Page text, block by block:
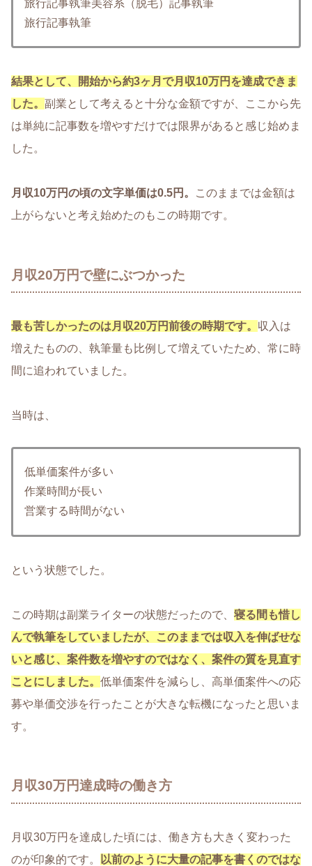
旅行記事執筆美容系（脱毛）記事執筆
旅行記事執筆
結果として、開始から約3ヶ月で月収10万円を達成できま
した。 副業として考えると十分な金額ですが、ここから先
は単純に記事数を増やすだけでは限界があると感じ始めま
した。
月収10万円の頃の文字単価は0.5円。
このままでは金額は
上がらないと考え始めたのもこの時期です。
月収20万円で壁にぶつかった
最も苦しかったのは月収20万円前後の時期です。 収入は
増えたものの、執筆量も比例して増えていたため、常に時
間に追われていました。
当時は、
低単価案件が多い
作業時間が長い
営業する時間がない
という状態でした。
この時期は副業ライターの状態だったので、 寝る間も惜し
んで執筆をしていましたが、このままでは収入を伸ばせな
いと感じ、案件数を増やすのではなく、案件の質を見直す
ことにしました。 低単価案件を減らし、高単価案件への応
募や単価交渉を行ったことが大きな転機になったと思いま
す。
月収30万円達成時の働き方
月収30万円を達成した頃には、働き方も大きく変わった
のが印象的です。
以前のように大量の記事を書くのではな